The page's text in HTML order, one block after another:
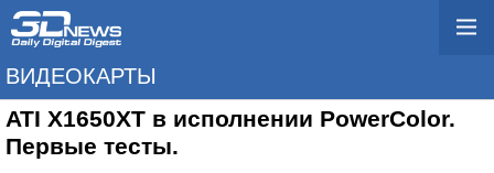
ВИДЕОКАРТЫ
ATI X1650XT в исполнении PowerColor.
Первые тесты.